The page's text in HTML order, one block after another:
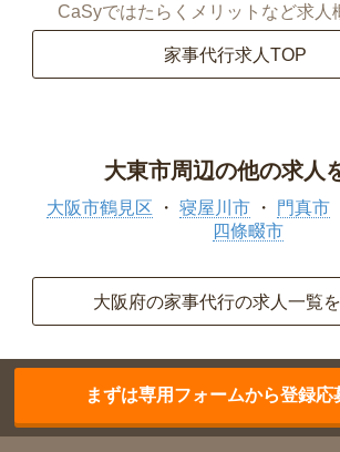
CaSyではたらくメリットなど求人
家事代行求人TOP
大東市周辺の他の求人
大阪市鶴見区 寝屋川市 門真市
四條畷市
大阪府の家事代行の求人一覧
まずは専用フォームから登録応